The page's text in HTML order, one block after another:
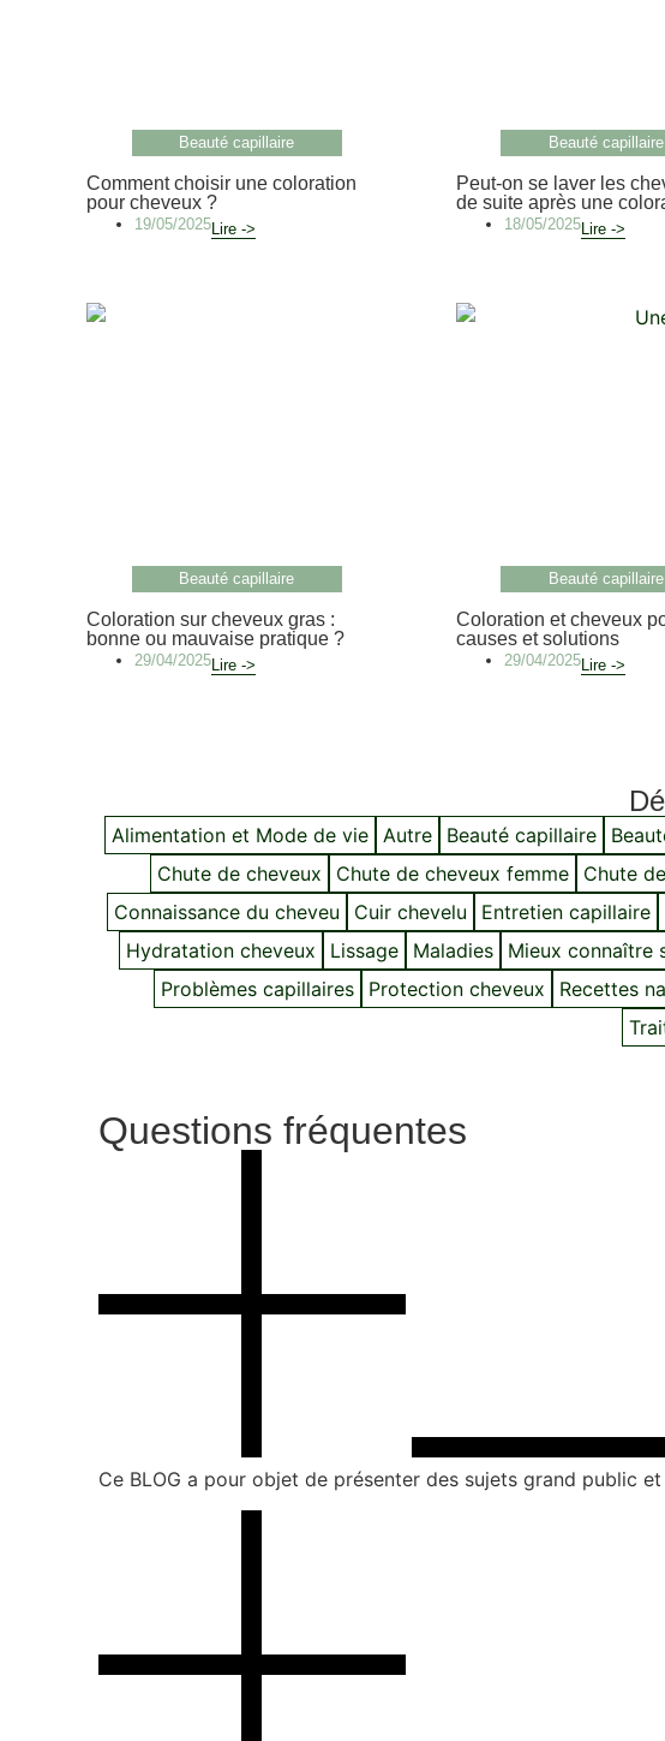
Beauté capillaire
Comment choisir une coloration
pour cheveux ?
19/05/2025Lire ->
Beauté capillaire
Peut-on se laver les
de suite après une
18/05/2025Lire ->
Beauté capillaire
Coloration sur cheveux gras :
bonne ou mauvaise pratique ?
29/04/2025Lire ->
Beauté capillaire
Coloration et cheveux
causes et solutions
29/04/2025Lire ->
Alimentation et Mode de vie Autre Beauté capillaire
Chute de cheveux
Chute de cheveux femme Chute
Connaissance du cheveu
Cuir chevelu Entretien capillaire
Hydratation cheveux
Lissage Maladies Mieux connaître
Problèmes capillaires
Protection cheveux Recettes
Questions fréquentes
Ce BLOG a pour objet de présenter des sujets grand public